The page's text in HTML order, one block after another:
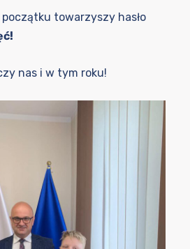
początku towarzyszy hasło
nas i w tym roku!